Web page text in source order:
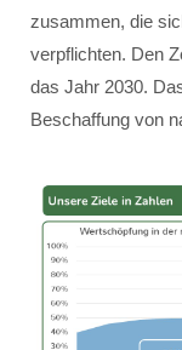
zusammen, die
verpflichten. Den
das Jahr 2030.
Beschaffung von